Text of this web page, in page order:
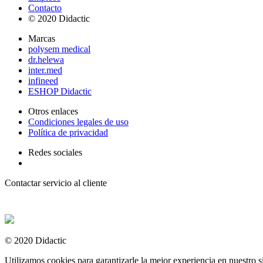
Contacto
© 2020 Didactic
Marcas
polysem medical
dr.helewa
inter.med
infineed
ESHOP Didactic
Otros enlaces
Condiciones legales de uso
Política de privacidad
Redes sociales
Contactar servicio al cliente
© 2020 Didactic
Utilizamos cookies para garantizarle la mejor experiencia en nuestro